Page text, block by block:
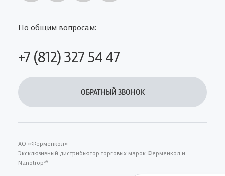
По общим вопросам:
+7 (812) 327 54 47
ОБРАТНЫЙ ЗВОНОК
АО «Ферменкол»
Эксклюзивный дистрибьютор торговых марок Ферменкол и
NanotropSA